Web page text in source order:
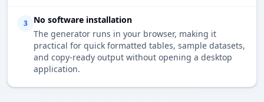
3
No software installation
The generator runs in your browser, making it
practical for quick formatted tables, sample datasets,
and copy-ready output without opening a desktop
application.